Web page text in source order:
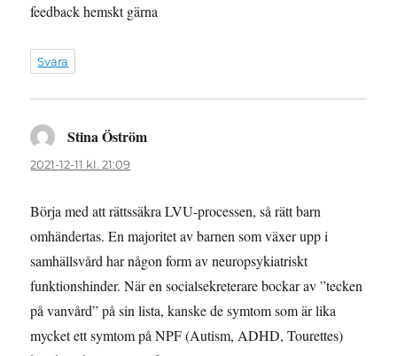
feedback hemskt gärna
Svara
Stina Öström
2021-12-11 kl. 21:09
Börja med att rättssäkra LVU-processen, så rätt barn
omhändertas. En majoritet av barnen som växer upp i
samhällsvård har någon form av neuropsykiatriskt
funktionshinder. När en socialsekreterare bockar av ”tecken
på vanvård” på sin lista, kanske de symtom som är lika
mycket ett symtom på NPF (Autism, ADHD, Tourettes)